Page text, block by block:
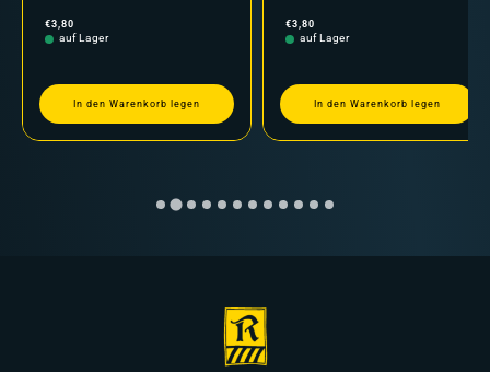
Normaler
Preis
€3,80
auf Lager
In den Warenkorb legen
Normaler
Preis
€3,80
auf Lager
In den Warenkorb legen